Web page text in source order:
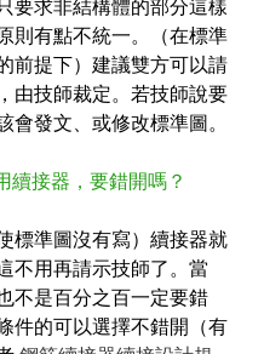
要求非結構體的部分這樣
則有點不統一。（在標準
前提下）建議雙方可以請
由技師裁定。若技師說要
會發文、或修改標準圖。
續接器，要錯開嗎？
標準圖沒有寫）續接器就
不用再請示技師了。當
不是百分之百一定要錯
件的可以選擇不錯開（有